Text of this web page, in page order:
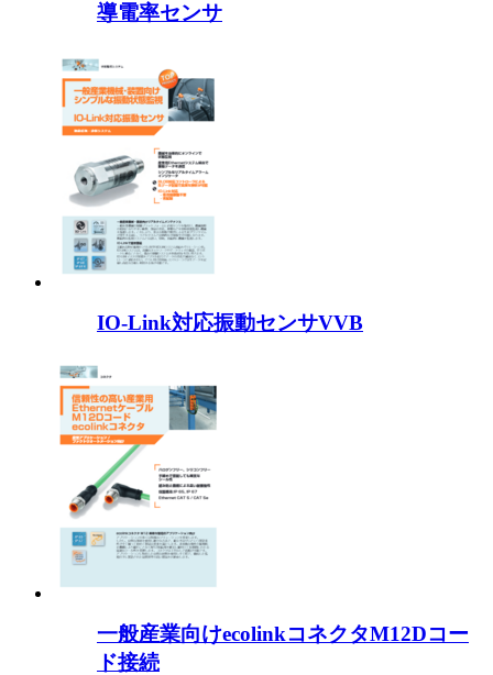
導電率センサ
IO-Link対応振動センサVVB
一般産業向けecolinkコネクタM12Dコー
ド接続